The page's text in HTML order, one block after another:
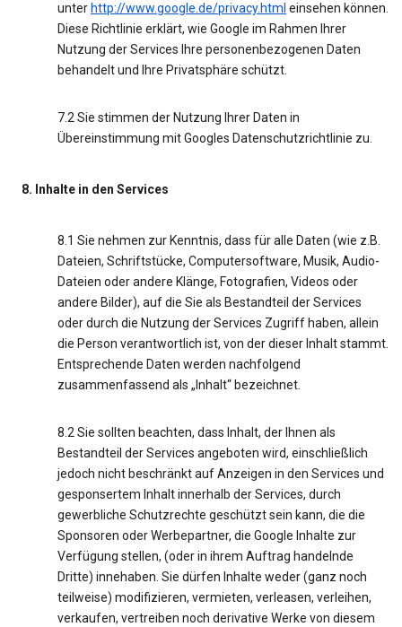
unter http://www.google.de/privacy.html einsehen können.
Diese Richtlinie erklärt, wie Google im Rahmen Ihrer
Nutzung der Services Ihre personenbezogenen Daten
behandelt und Ihre Privatsphäre schützt.
7.2 Sie stimmen der Nutzung Ihrer Daten in
Übereinstimmung mit Googles Datenschutzrichtlinie zu.
8. Inhalte in den Services
8.1 Sie nehmen zur Kenntnis, dass für alle Daten (wie z.B.
Dateien, Schriftstücke, Computersoftware, Musik, Audio-
Dateien oder andere Klänge, Fotografien, Videos oder
andere Bilder), auf die Sie als Bestandteil der Services
oder durch die Nutzung der Services Zugriff haben, allein
die Person verantwortlich ist, von der dieser Inhalt stammt.
Entsprechende Daten werden nachfolgend
zusammenfassend als „Inhalt“ bezeichnet.
8.2 Sie sollten beachten, dass Inhalt, der Ihnen als
Bestandteil der Services angeboten wird, einschließlich
jedoch nicht beschränkt auf Anzeigen in den Services und
gesponsertem Inhalt innerhalb der Services, durch
gewerbliche Schutzrechte geschützt sein kann, die die
Sponsoren oder Werbepartner, die Google Inhalte zur
Verfügung stellen, (oder in ihrem Auftrag handelnde
Dritte) innehaben. Sie dürfen Inhalte weder (ganz noch
teilweise) modifizieren, vermieten, verleasen, verleihen,
verkaufen, vertreiben noch derivative Werke von diesem